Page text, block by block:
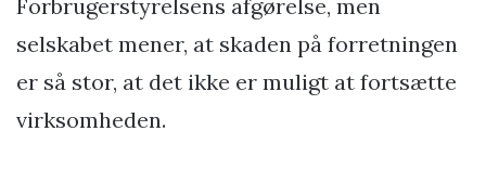
Forbrugerstyrelsens afgørelse, men
selskabet mener, at skaden på forretningen
er så stor, at det ikke er muligt at fortsætte
virksomheden.